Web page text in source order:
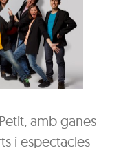
amb ganes
i espectacles